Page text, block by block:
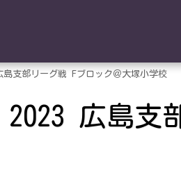
支部リーグ戦 Fブロック＠大塚小学校
2023 広島支